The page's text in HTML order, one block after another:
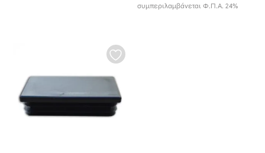
συμπεριλαμβάνεται Φ.Π.Α. 24%